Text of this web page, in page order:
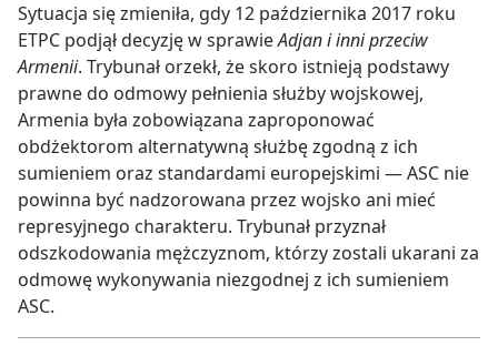
Sytuacja się zmieniła, gdy 12 października 2017 roku
ETPC podjął decyzję w sprawieAdjan i inni przeciw
Armenii. Trybunał orzekł, że skoro istnieją podstawy
prawne do odmowy pełnienia służby wojskowej,
Armenia była zobowiązana zaproponować
obdżektorom alternatywną służbę zgodną z ich
sumieniem oraz standardami europejskimi — ASC nie
powinna być nadzorowana przez wojsko ani mieć
represyjnego charakteru. Trybunał przyznał
odszkodowania mężczyznom, którzy zostali ukarani za
odmowę wykonywania niezgodnej z ich sumieniem
ASC.